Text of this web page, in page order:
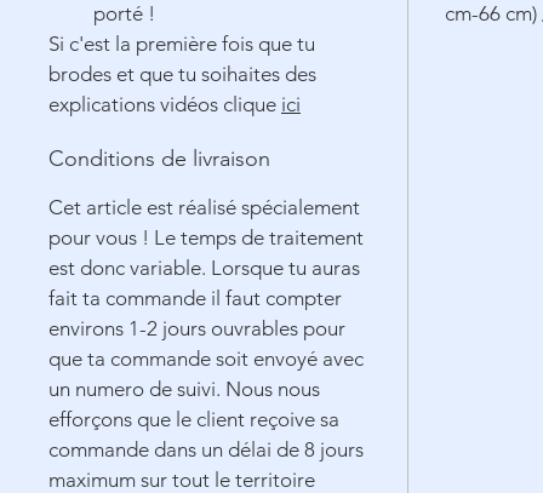
porté !
Si c'est la première fois que tu
brodes et que tu soihaites des
explications vidéos clique ici
cm-66 cm)
Conditions de livraison
Cet article est réalisé spécialement
pour vous ! Le temps de traitement
est donc variable. Lorsque tu auras
fait ta commande il faut compter
environs 1-2 jours ouvrables pour
que ta commande soit envoyé avec
un numero de suivi. Nous nous
efforçons que le client reçoive sa
commande dans un délai de 8 jours
maximum sur tout le territoire